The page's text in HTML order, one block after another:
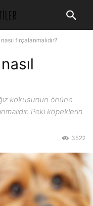
fırçalanmalıdır?
kokusunun önüne
Peki köpeklerin
3522